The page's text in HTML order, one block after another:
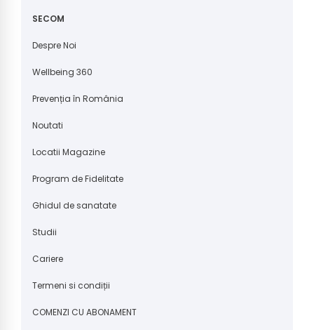
SECOM
Despre Noi
Wellbeing 360
Prevenția în România
Noutati
Locatii Magazine
Program de Fidelitate
Ghidul de sanatate
Studii
Cariere
Termeni si condiții
COMENZI CU ABONAMENT